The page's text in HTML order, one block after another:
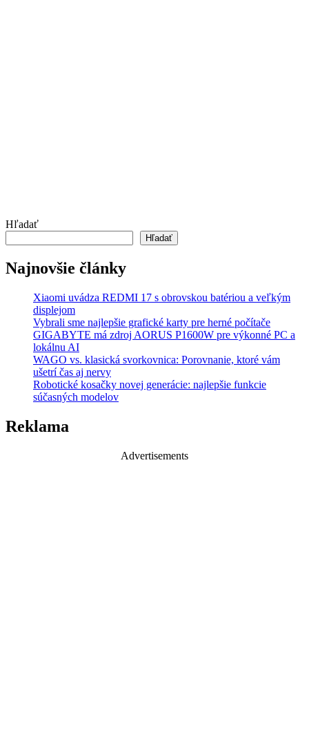
Hľadať
Hľadať
Najnovšie články
Xiaomi uvádza REDMI 17 s obrovskou batériou a veľkým
displejom
Vybrali sme najlepšie grafické karty pre herné počítače
GIGABYTE má zdroj AORUS P1600W pre výkonné PC a
lokálnu AI
WAGO vs. klasická svorkovnica: Porovnanie, ktoré vám
ušetrí čas aj nervy
Robotické kosačky novej generácie: najlepšie funkcie
súčasných modelov
Reklama
Advertisements